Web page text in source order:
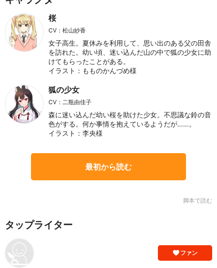
桜
CV：松山紗香
女子高生。夏休みを利用して、思い出のある父の田舎
を訪れた。幼い頃、迷い込んだ山の中で狐の少女に助
けてもらったことがある。
イラスト：もものかんづめ様
狐の少女
CV：二瓶由佳子
森に迷い込んだ幼い桜を助けた少女。不思議な鈴の音
色がする。何か事情を抱えているようだが……。
イラスト：李央様
最初から読む
脚本で読む
タップライター
ファン